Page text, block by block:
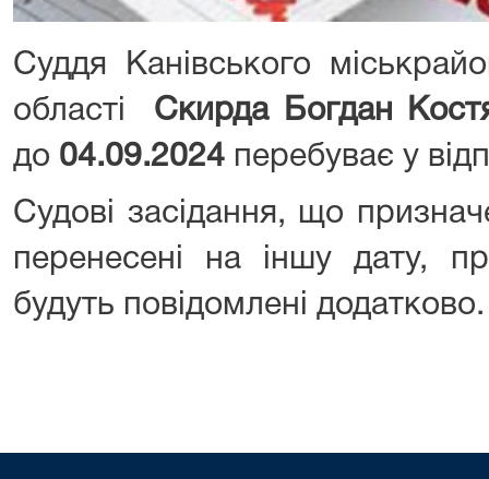
Суддя Канівського
області Скирда Богдан
до 04.09.2024 перебуває у
Судові засідання, що
перенесені на іншу дату,
будуть повідомлені додатково.